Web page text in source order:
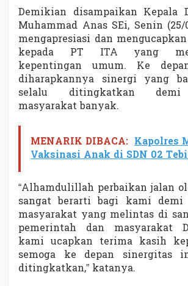
Demikian disampaikan Kepala
Muhammad Anas SEi, Senin
mengapresiasi dan
kepada PT ITA yang
kepentingan umum. Ke
diharapkannya sinergi yang
selalu ditingkatkan demi
masyarakat banyak.
MENARIK DIBACA: Kapolres
Vaksinasi Anak di SDN 02
“Alhamdulillah perbaikan jalan
sangat berarti bagi kami demi
masyarakat yang melintas di
pemerintah dan masyarakat
kami ucapkan terima kasih
semoga ke depan sinergitas
ditingkatkan,” katanya.